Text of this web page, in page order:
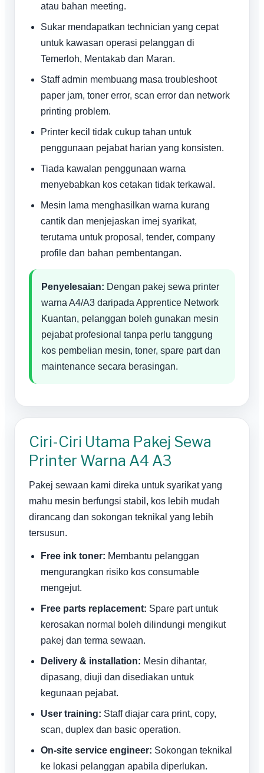
atau bahan meeting.
Sukar mendapatkan technician yang cepat
untuk kawasan operasi pelanggan di
Temerloh, Mentakab dan Maran.
Staff admin membuang masa troubleshoot
paper jam, toner error, scan error dan network
printing problem.
Printer kecil tidak cukup tahan untuk
penggunaan pejabat harian yang konsisten.
Tiada kawalan penggunaan warna
menyebabkan kos cetakan tidak terkawal.
Mesin lama menghasilkan warna kurang
cantik dan menjejaskan imej syarikat,
terutama untuk proposal, tender, company
profile dan bahan pembentangan.
Penyelesaian: Dengan pakej sewa printer
warna A4/A3 daripada Apprentice Network
Kuantan, pelanggan boleh gunakan mesin
pejabat profesional tanpa perlu tanggung
kos pembelian mesin, toner, spare part dan
maintenance secara berasingan.
Ciri-Ciri Utama Pakej Sewa
Printer Warna A4 A3
Pakej sewaan kami direka untuk syarikat yang
mahu mesin berfungsi stabil, kos lebih mudah
dirancang dan sokongan teknikal yang lebih
tersusun.
Free ink toner: Membantu pelanggan
mengurangkan risiko kos consumable
mengejut.
Free parts replacement: Spare part untuk
kerosakan normal boleh dilindungi mengikut
pakej dan terma sewaan.
Delivery & installation: Mesin dihantar,
dipasang, diuji dan disediakan untuk
kegunaan pejabat.
User training: Staff diajar cara print, copy,
scan, duplex dan basic operation.
On-site service engineer: Sokongan teknikal
ke lokasi pelanggan apabila diperlukan.